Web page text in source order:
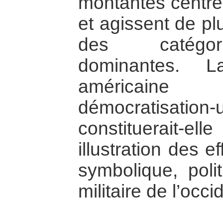
et agissent de
des
dominantes.
constituerait-
illustration des
symbolique,
militaire de